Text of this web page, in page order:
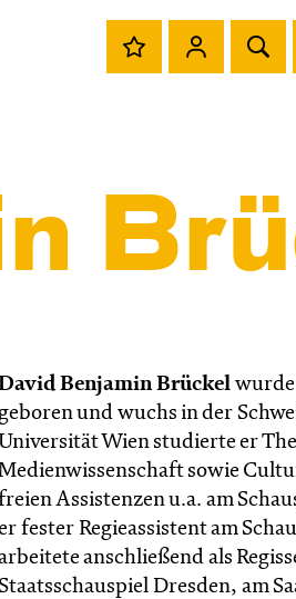
Benjamin Brückel
geboren und wuchs in der
Universität Wien studierte er
sowie
Assistenzen u.a. am
fester Regieassistent am
anschließend als
Dresden, am